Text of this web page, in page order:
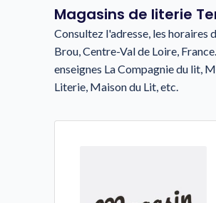
Magasins de literie
Consultez l'adresse, les horaires
Brou, Centre-Val de Loire,
enseignes La Compagnie du lit,
Literie, Maison du Lit, etc.